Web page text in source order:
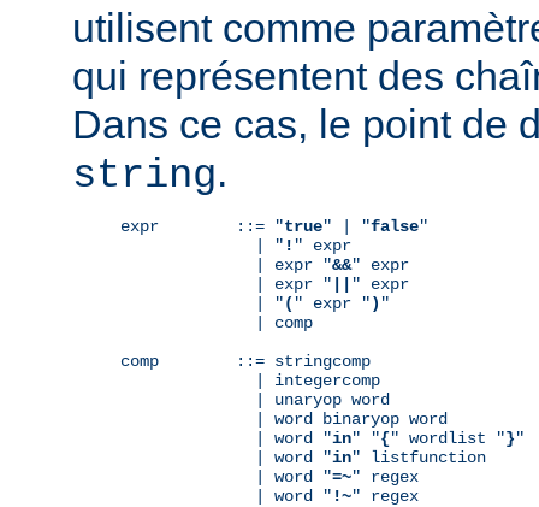
utilisent comme
qui représentent des
Dans ce cas, le point de
string.
expr        ::= "true" | "false"
              | "
! " expr
              | expr "
&&" expr
              | expr "
" expr
              | "
( " expr ") "
              | comp
comp        ::= stringcomp
              | integercomp
              | unaryop word
              | word binaryop word
              | word "
in" "{" wordlist "}"
              | word "
in" listfunction
              | word "
=~" regex
              | word "
!~" regex